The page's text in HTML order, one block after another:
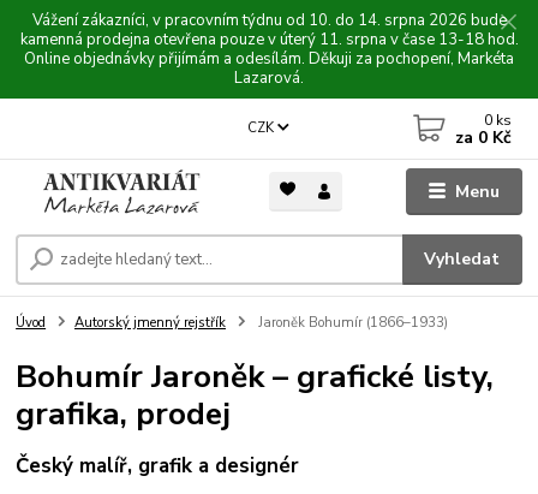
Vážení zákazníci, v pracovním týdnu od 10. do 14. srpna 2026 bude
kamenná prodejna otevřena pouze v úterý 11. srpna v čase 13-18 hod.
Online objednávky přijímám a odesílám. Děkuji za pochopení, Markéta
Lazarová.
Menu
CZK
Vyhledat
0 ks
za 0 Kč
Úvod Autorský jmenný rejstřík Jaroněk Bohumír (1866–1933)
Bohumír Jaroněk – grafické listy,
grafika, prodej
Český malíř, grafik a designér